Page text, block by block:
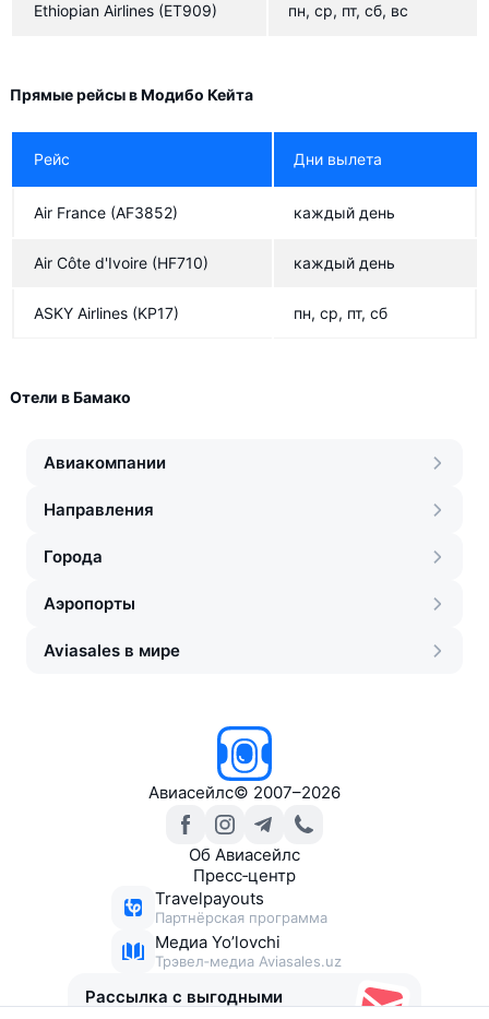
Ethiopian Airlines (ET909) пн, ср, пт, сб, вс
Прямые рейсы в Модибо Кейта
Рейс Дни вылета
Air France (AF3852) каждый день
Air Côte d'Ivoire (HF710) каждый день
ASKY Airlines (KP17) пн, ср, пт, сб
Отели в Бамако
Авиакомпании
Направления
Города
Аэропорты
Aviasales в мире
Авиасейлс© 2007–2026
Об Авиасейлс
Пресс‑центр
Travelpayouts
Партнёрская программа
Медиа Yo’lovchi
Трэвел‑медиа Aviasales.uz
Рассылка с выгодными